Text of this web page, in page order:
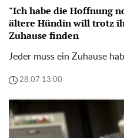
"Ich habe die Hoffnung
ältere Hündin will trotz
Zuhause finden
Jeder muss ein Zuhause
28.07 13:00